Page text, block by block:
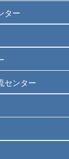
ター
センター